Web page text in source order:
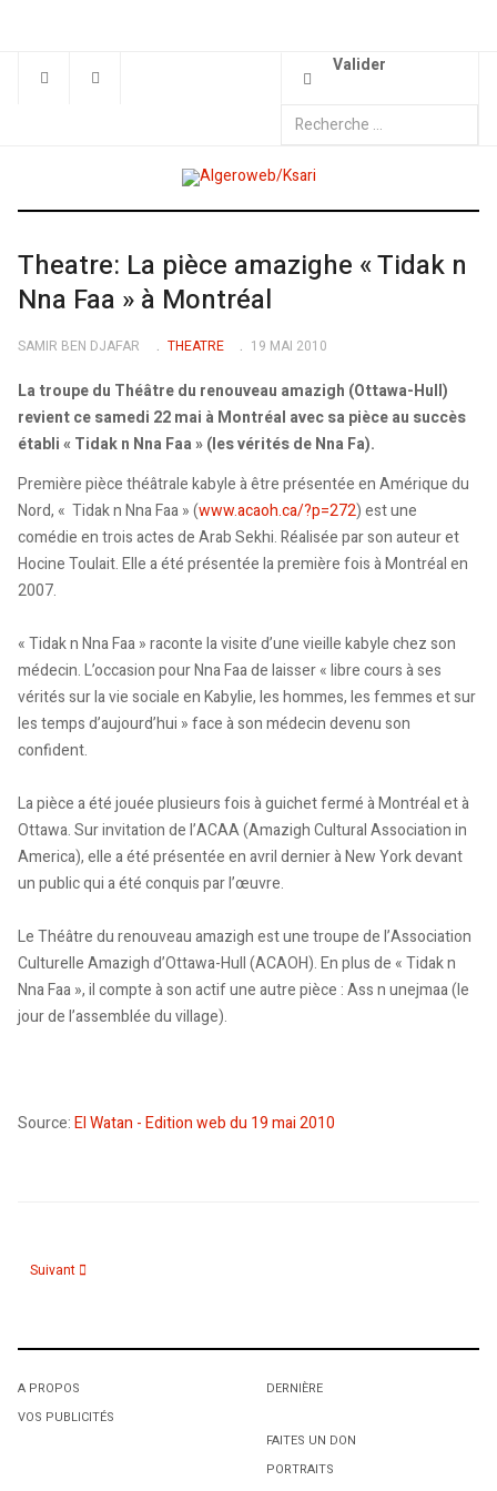
Valider
Theatre: La pièce amazighe « Tidak n
Nna Faa » à Montréal
SAMIR BEN DJAFAR THEATRE 19 MAI 2010
La troupe du Théâtre du renouveau amazigh (Ottawa-Hull)
revient ce samedi 22 mai à Montréal avec sa pièce au succès
établi « Tidak n Nna Faa » (les vérités de Nna Fa).
Première pièce théâtrale kabyle à être présentée en Amérique du
Nord, « Tidak n Nna Faa » (www.acaoh.ca/?p=272) est une
comédie en trois actes de Arab Sekhi. Réalisée par son auteur et
Hocine Toulait. Elle a été présentée la première fois à Montréal en
2007.
« Tidak n Nna Faa » raconte la visite d’une vieille kabyle chez son
médecin. L’occasion pour Nna Faa de laisser « libre cours à ses
vérités sur la vie sociale en Kabylie, les hommes, les femmes et sur
les temps d’aujourd’hui » face à son médecin devenu son
confident.
La pièce a été jouée plusieurs fois à guichet fermé à Montréal et à
Ottawa. Sur invitation de l’ACAA (Amazigh Cultural Association in
America), elle a été présentée en avril dernier à New York devant
un public qui a été conquis par l’œuvre.
Le Théâtre du renouveau amazigh est une troupe de l’Association
Culturelle Amazigh d’Ottawa-Hull (ACAOH). En plus de « Tidak n
Nna Faa », il compte à son actif une autre pièce : Ass n unejmaa (le
jour de l’assemblée du village).
Source:El Watan - Edition web du 19 mai 2010
Article suivant : "Ass n unejmaa" à guichets fermés à Montréal!
Suivant
A PROPOS
VOS PUBLICITÉS
DERNIÈRE
FAITES UN DON
PORTRAITS